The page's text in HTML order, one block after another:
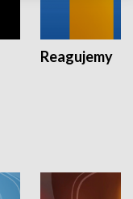
Reagujemy